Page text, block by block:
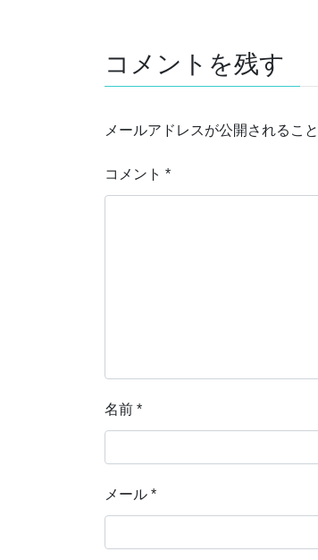
コメントを残す
メールアドレスが公開されるこ
コメント *
名前 *
メール *